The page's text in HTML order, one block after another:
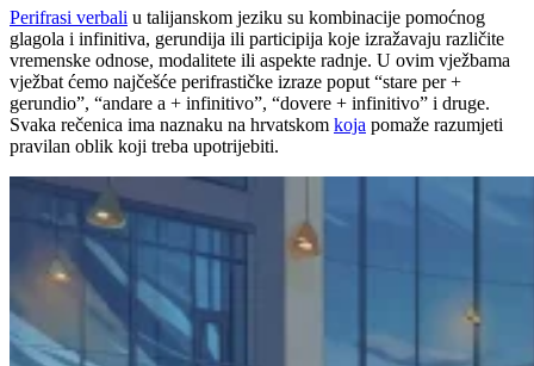
Perifrasi verbali u talijanskom jeziku su kombinacije pomoćnog
glagola i infinitiva, gerundija ili participija koje izražavaju različite
vremenske odnose, modalitete ili aspekte radnje. U ovim vježbama
vježbat ćemo najčešće perifrastičke izraze poput “stare per +
gerundio”, “andare a + infinitivo”, “dovere + infinitivo” i druge.
Svaka rečenica ima naznaku na hrvatskom koja pomaže razumjeti
pravilan oblik koji treba upotrijebiti.